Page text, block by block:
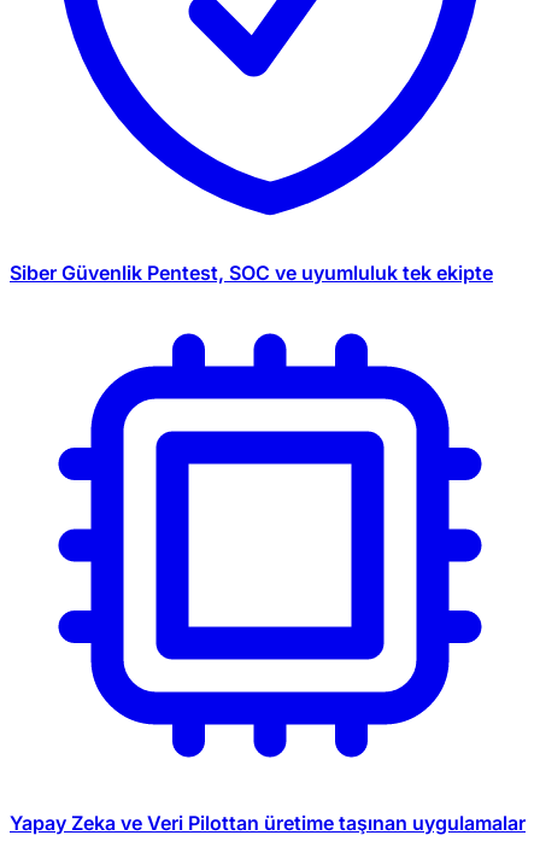
Siber Güvenlik Pentest, SOC ve uyumluluk tek ekipte
Yapay Zeka ve Veri Pilottan üretime taşınan uygulamalar